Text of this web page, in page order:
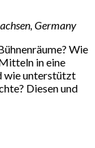
Germany
Wie
in eine
wie unterstützt
Diesen und